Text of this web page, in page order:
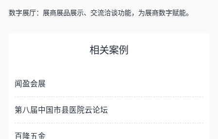
数字展厅：展商展品展示、交流洽谈功能，为展商数字赋能。
相关案例
闻盈会展
第八届中国市县医院云论坛
百隆五金